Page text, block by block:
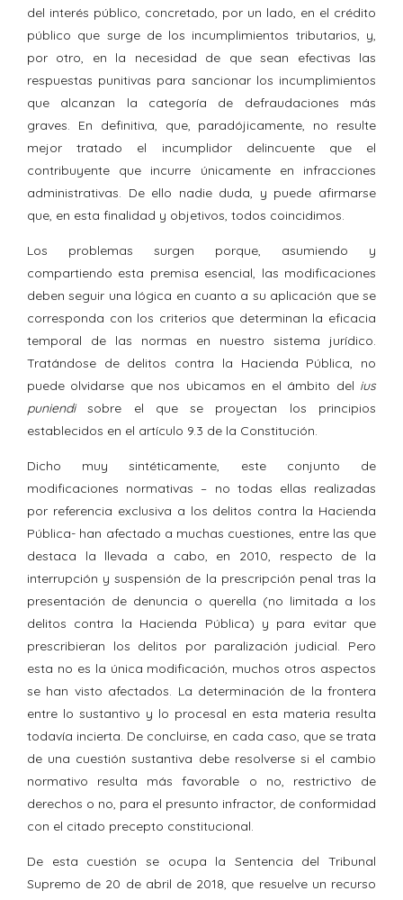
del interés público, concretado, por un lado, en el crédito
público que surge de los incumplimientos tributarios, y,
por otro, en la necesidad de que sean efectivas las
respuestas punitivas para sancionar los incumplimientos
que alcanzan la categoría de defraudaciones más
graves. En definitiva, que, paradójicamente, no resulte
mejor tratado el incumplidor delincuente que el
contribuyente que incurre únicamente en infracciones
administrativas. De ello nadie duda, y puede afirmarse
que, en esta finalidad y objetivos, todos coincidimos.
Los problemas surgen porque, asumiendo y
compartiendo esta premisa esencial, las modificaciones
deben seguir una lógica en cuanto a su aplicación que se
corresponda con los criterios que determinan la eficacia
temporal de las normas en nuestro sistema jurídico.
Tratándose de delitos contra la Hacienda Pública, no
puede olvidarse que nos ubicamos en el ámbito del ius
puniendisobre el que se proyectan los principios
establecidos en el artículo 9.3 de la Constitución.
Dicho muy sintéticamente, este conjunto de
modificaciones normativas – no todas ellas realizadas
por referencia exclusiva a los delitos contra la Hacienda
Pública- han afectado a muchas cuestiones, entre las que
destaca la llevada a cabo, en 2010, respecto de la
interrupción y suspensión de la prescripción penal tras la
presentación de denuncia o querella (no limitada a los
delitos contra la Hacienda Pública) y para evitar que
prescribieran los delitos por paralización judicial. Pero
esta no es la única modificación, muchos otros aspectos
se han visto afectados. La determinación de la frontera
entre lo sustantivo y lo procesal en esta materia resulta
todavía incierta. De concluirse, en cada caso, que se trata
de una cuestión sustantiva debe resolverse si el cambio
normativo resulta más favorable o no, restrictivo de
derechos o no, para el presunto infractor, de conformidad
con el citado precepto constitucional.
De esta cuestión se ocupa la Sentencia del Tribunal
Supremo de 20 de abril de 2018, que resuelve un recurso